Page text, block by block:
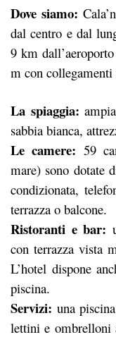
Dove siamo:
dal centro e dal
9 km
m con
La spiaggia:
sabbia bianca,
Le camere: 59
mare) sono dotate
condizionata,
terrazza o balcone.
Ristoranti e bar:
con terrazza vista
L’hotel dispone
piscina.
Servizi: una
lettini e ombrelloni